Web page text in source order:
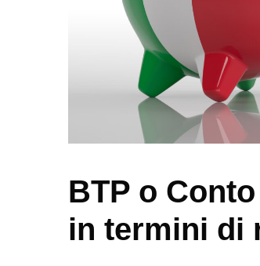
BTP o
in termini di